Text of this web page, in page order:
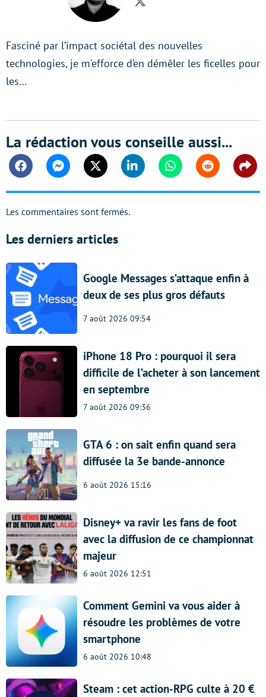
Twitter
Fasciné par l’impact sociétal des nouvelles
technologies, je m'efforce d’en démêler les ficelles pour
les…
La rédaction vous conseille aussi...
FacebookMessengerTwitter Linkedin WhatsappReddit
Les commentaires sont fermés.
Les derniers articles
Google Messages s’attaque enfin à
deux de ses plus gros défauts
7 août 2026 09:54
iPhone 18 Pro : pourquoi il sera
difficile de l’acheter à son lancement
en septembre
7 août 2026 09:36
GTA 6 : on sait enfin quand sera
diffusée la 3e bande-annonce
6 août 2026 15:16
Disney+ va ravir les fans de foot
avec la diffusion de ce championnat
majeur
6 août 2026 12:51
Comment Gemini va vous aider à
résoudre les problèmes de votre
smartphone
6 août 2026 10:48
Steam : cet action-RPG culte à 20 €